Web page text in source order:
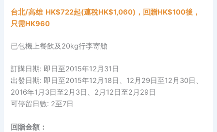
台北/高雄 HK$722起(連稅HK$1,060)，回贈HK$100後，
只需HK960
已包機上餐飲及20kg行李寄艙
訂購日期: 即日至2015年12月31日
出發日期: 即日至2015年12月18日、12月29日至12月30日、
2016年1月3日至2月3日、2月12日至2月29日
可停留日數: 2至7日
回贈金額：